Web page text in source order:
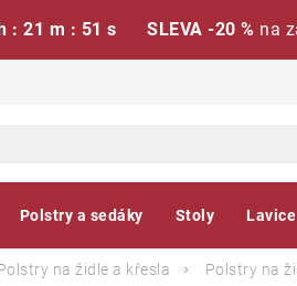
: 21 m : 50 s SLEVA -20 % na
Polstry a sedáky Stoly
na židle a křesla Polstry na